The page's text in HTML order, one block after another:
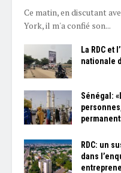
Ce matin, en discutant
York, il m'a confié son...
La RDC
nationale
Sénégal:
RDC: un
dans